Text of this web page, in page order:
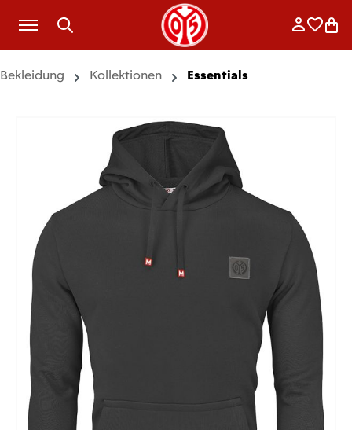
Zum Hauptinhalt springen
Bekleidung Kollektionen Essentials